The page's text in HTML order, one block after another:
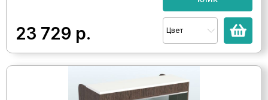
23 729 р. Цвет